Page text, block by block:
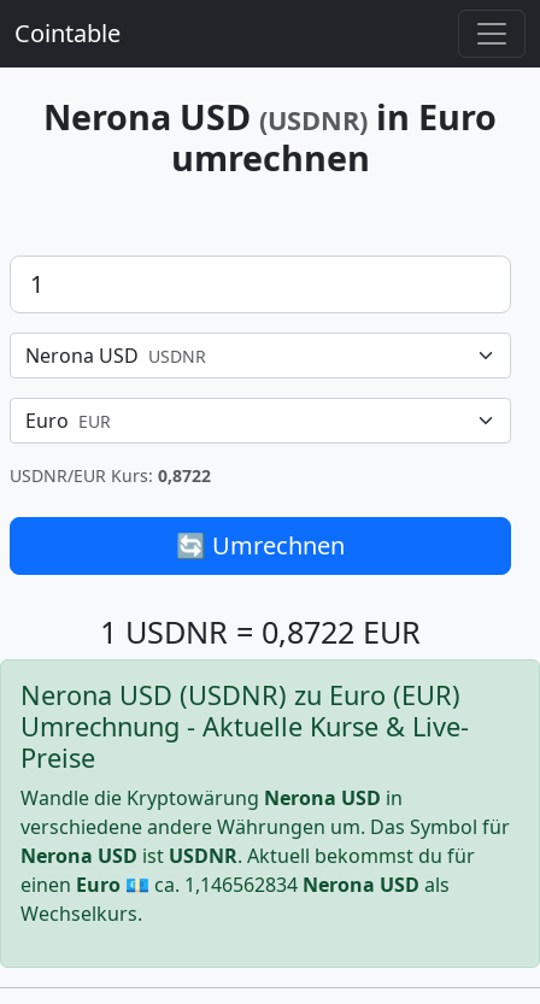
Cointable
Nerona USD (USDNR) in Euro
umrechnen
Betrag
Nerona USD USDNR
Euro EUR
USDNR/EUR Kurs: 0,8722
🔄 Umrechnen
1 USDNR = 0,8722 EUR
Nerona USD (USDNR) zu Euro (EUR)
Umrechnung - Aktuelle Kurse & Live-
Preise
Wandle die Kryptowärung Nerona USD in
verschiedene andere Währungen um. Das Symbol für
Nerona USD ist USDNR. Aktuell bekommst du für
einen Euro 💶 ca. 1,146562834 Nerona USD als
Wechselkurs.